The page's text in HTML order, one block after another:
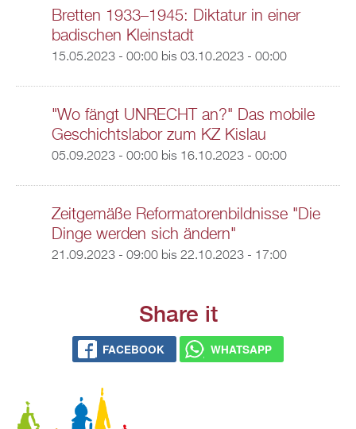
Bretten 1933–1945: Diktatur in einer
badischen Kleinstadt
15.05.2023 - 00:00bis 03.10.2023 - 00:00
"Wo fängt UNRECHT an?" Das mobile
Geschichtslabor zum KZ Kislau
05.09.2023 - 00:00bis 16.10.2023 - 00:00
Zeitgemäße Reformatorenbildnisse "Die
Dinge werden sich ändern"
21.09.2023 - 09:00bis 22.10.2023 - 17:00
Share it
FACEBOOK WHATSAPP